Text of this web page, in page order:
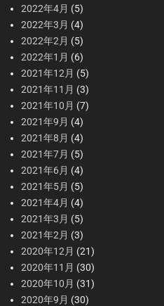
2022年4月 (5)
2022年3月 (4)
2022年2月 (5)
2022年1月 (6)
2021年12月 (5)
2021年11月 (3)
2021年10月 (7)
2021年9月 (4)
2021年8月 (4)
2021年7月 (5)
2021年6月 (4)
2021年5月 (5)
2021年4月 (4)
2021年3月 (5)
2021年2月 (3)
2020年12月 (21)
2020年11月 (30)
2020年10月 (31)
2020年9月 (30)